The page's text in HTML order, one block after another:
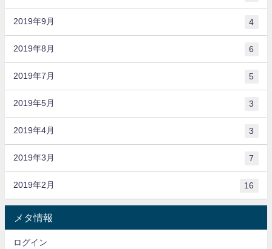
2019年9月 4
2019年8月 6
2019年7月 5
2019年5月 3
2019年4月 3
2019年3月 7
2019年2月 16
メタ情報
ログイン